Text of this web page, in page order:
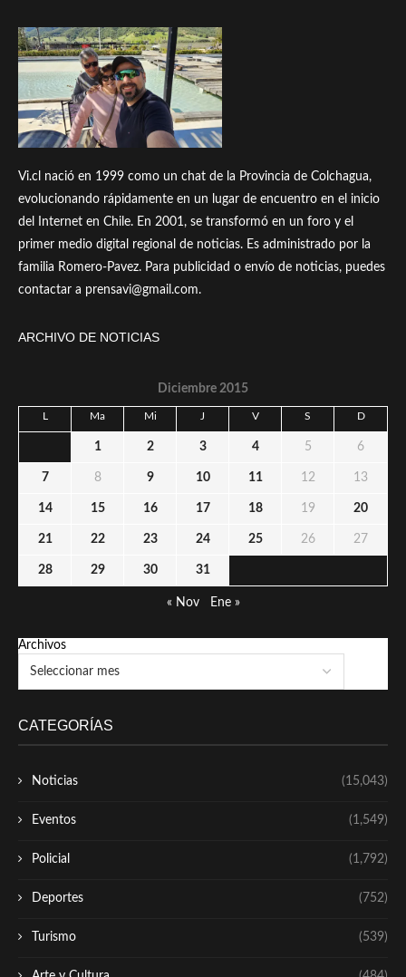
Vi.cl nació en 1999 como un chat de la Provincia de Colchagua,
evolucionando rápidamente en un lugar de encuentro en el inicio
del Internet en Chile. En 2001, se transformó en un foro y el
primer medio digital regional de noticias. Es administrado por la
familia Romero-Pavez. Para publicidad o envío de noticias, puedes
contactar a prensavi@gmail.com.
ARCHIVO DE NOTICIAS
Diciembre 2015
L Ma Mi J V S D
1 2 3 4 5 6
7 8 9 10 11 12 13
14 15 16 17 18 19 20
21 22 23 24 25 26 27
28 29 30 31
« Nov Ene »
Archivos
CATEGORÍAS
Noticias (15,043)
Eventos (1,549)
Policial (1,792)
Deportes (752)
Turismo (539)